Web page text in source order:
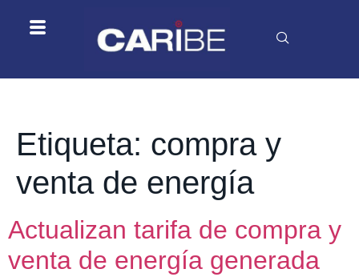
Etiqueta: compra y
venta de energía
Actualizan tarifa de compra y
venta de energía generada